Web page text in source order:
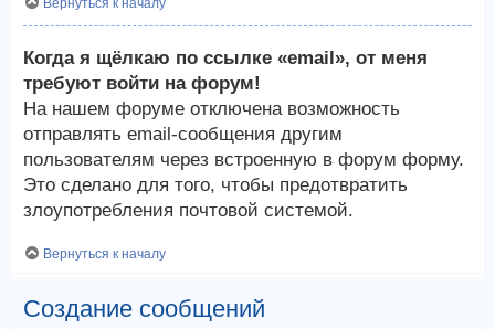
Когда я щёлкаю по ссылке «email», от меня
требуют войти на форум!
На нашем форуме отключена возможность
отправлять email-сообщения другим
пользователям через встроенную в форум форму.
Это сделано для того, чтобы предотвратить
злоупотребления почтовой системой.
Вернуться к началу
Создание сообщений